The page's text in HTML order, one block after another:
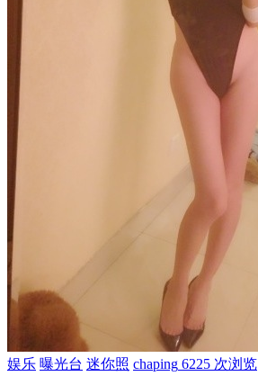
娱乐 曝光台 迷你照 chaping 6225 次浏览